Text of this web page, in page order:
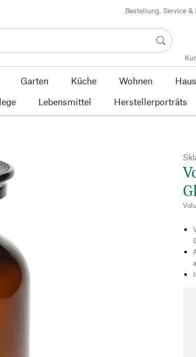
Bestellung, Service &
Garten Küche Wohnen
Lebensmittel Herstellerporträts